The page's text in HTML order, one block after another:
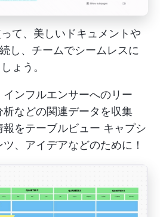
て、美しいドキュメントや
し、チームでシームレスに
ょう。
インフルエンサーへのリー
析などの関連データを収集
報をテーブルビュー キャプシ
、アイデアなどのために！